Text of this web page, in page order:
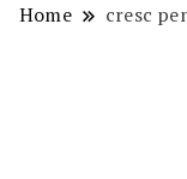
Home cresc